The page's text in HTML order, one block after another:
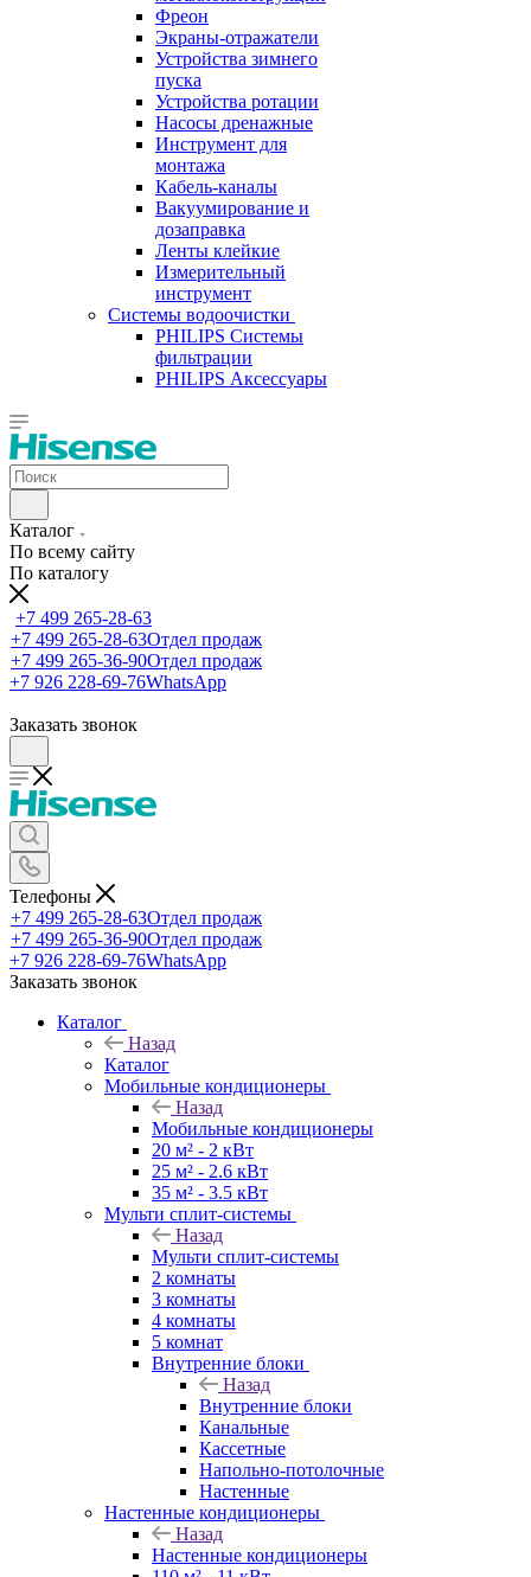
Фреон
Экраны-отражатели
Устройства зимнего
пуска
Устройства ротации
Насосы дренажные
Инструмент для
монтажа
Кабель-каналы
Вакуумирование и
дозаправка
Ленты клейкие
Измерительный
инструмент
Системы водоочистки
PHILIPS Системы
фильтрации
PHILIPS Аксессуары
Каталог
По всему сайту
По каталогу
+7 499 265-28-63
+7 499 265-28-63Отдел продаж
+7 499 265-36-90Отдел продаж
+7 926 228-69-76WhatsApp
Заказать звонок
Телефоны
+7 499 265-28-63Отдел продаж
+7 499 265-36-90Отдел продаж
+7 926 228-69-76WhatsApp
Заказать звонок
Каталог
Назад
Каталог
Мобильные кондиционеры
Назад
Мобильные кондиционеры
20 м² - 2 кВт
25 м² - 2.6 кВт
35 м² - 3.5 кВт
Мульти сплит-системы
Назад
Мульти сплит-системы
2 комнаты
3 комнаты
4 комнаты
5 комнат
Внутренние блоки
Назад
Внутренние блоки
Канальные
Кассетные
Напольно-потолочные
Настенные
Настенные кондиционеры
Назад
Настенные кондиционеры